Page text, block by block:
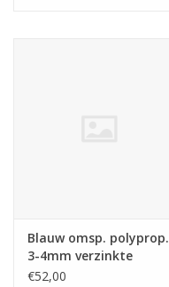
Blauw omsp. polyprop.
3-4mm verzinkte
staalkabel 7x7 100mtr
€52,00